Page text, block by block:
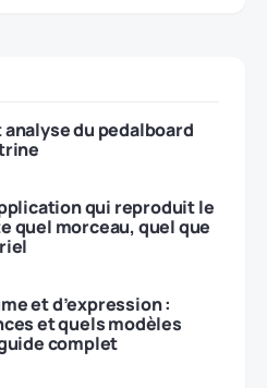
du pedalboard
qui reproduit le
quel morceau, quel que
et d’expression :
et quels modèles
complet